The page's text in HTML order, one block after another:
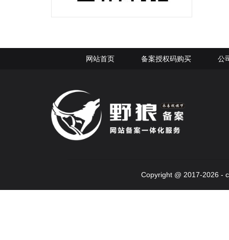
网站首页 备案授权码购买 公
Copyright @ 2017-2026